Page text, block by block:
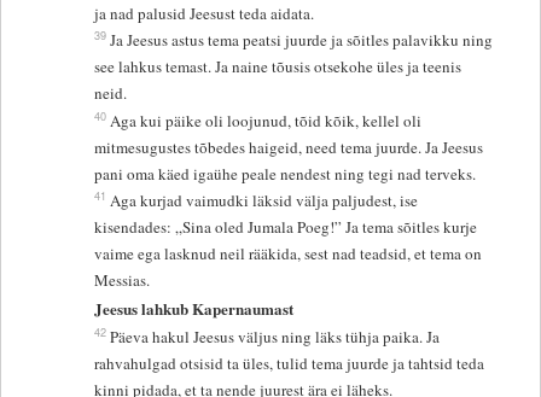
ja nad palusid Jeesust teda aidata.
39 Ja Jeesus astus tema peatsi juurde ja sõitles palavikku ning
see lahkus temast. Ja naine tõusis otsekohe üles ja teenis
neid.
40 Aga kui päike oli loojunud, tõid kõik, kellel oli
mitmesugustes tõbedes haigeid, need tema juurde. Ja Jeesus
pani oma käed igaühe peale nendest ning tegi nad terveks.
41 Aga kurjad vaimudki läksid välja paljudest, ise
kisendades: „Sina oled Jumala Poeg!” Ja tema sõitles kurje
vaime ega lasknud neil rääkida, sest nad teadsid, et tema on
Messias.
Jeesus lahkub Kapernaumast
42 Päeva hakul Jeesus väljus ning läks tühja paika. Ja
rahvahulgad otsisid ta üles, tulid tema juurde ja tahtsid teda
kinni pidada, et ta nende juurest ära ei läheks.